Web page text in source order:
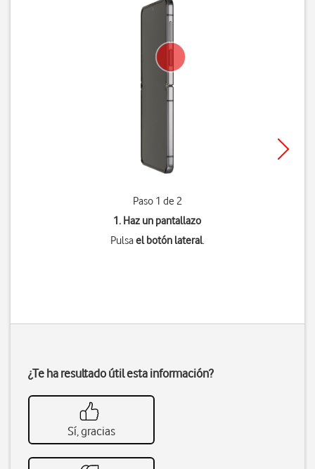
Paso 1 de 2
1. Haz un pantallazo
Pulsael botón lateral.
¿Te ha resultado útil esta información?
Sí, gracias